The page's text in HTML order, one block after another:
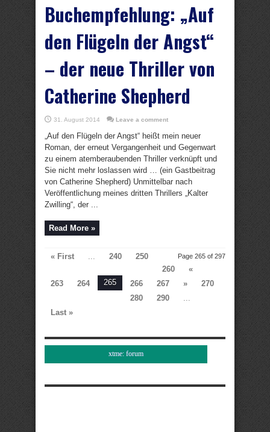
Buchempfehlung: „Auf
den Flügeln der Angst“
– der neue Thriller von
Catherine Shepherd
31. August 2014 Leave a comment
„Auf den Flügeln der Angst“ heißt mein neuer
Roman, der erneut Vergangenheit und Gegenwart
zu einem atemberaubenden Thriller verknüpft und
Sie nicht mehr loslassen wird … (ein Gastbeitrag
von Catherine Shepherd) Unmittelbar nach
Veröffentlichung meines dritten Thrillers „Kalter
Zwilling“, der ...
Read More »
Page 265 of 297
« First ... 240
250
260
«
263
264 265 266 267 »
270
280
290
...
Last »
xtme: forum